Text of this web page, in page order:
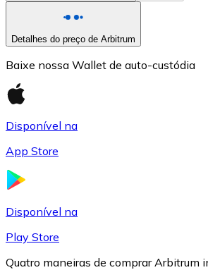
Detalhes do preço de Arbitrum
Baixe nossa Wallet de auto-custódia
Disponível na
App Store
Disponível na
Play Store
Quatro maneiras de comprar Arbitrum